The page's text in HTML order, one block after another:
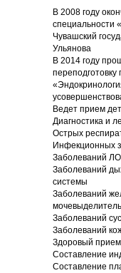
В 2008 году
Чувашский
Ульянова
В 2014 году
переподготовку
Ведет прием
Диагностика и
Острых
Инфекционных
Заболеваний
Заболеваний
системы
Заболеваний
Заболеваний
Заболеваний
Здоровый
Составление
Составление